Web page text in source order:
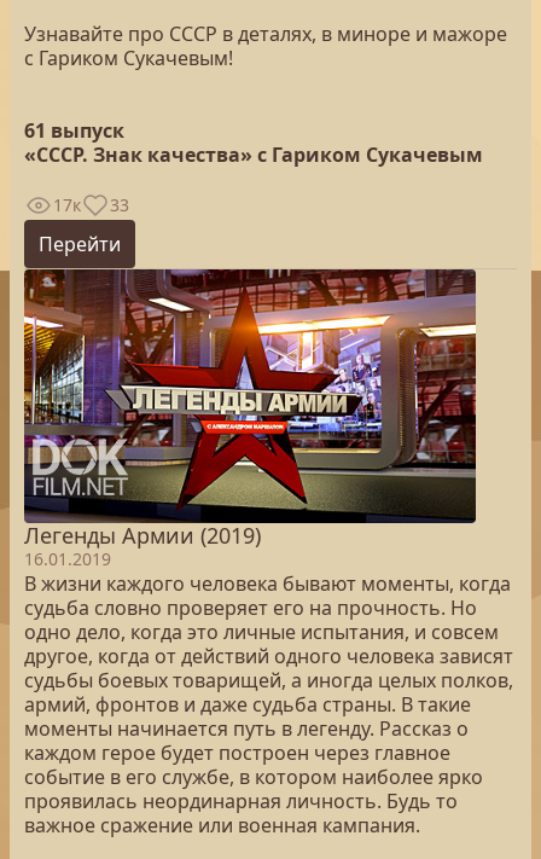
Узнавайте про СССР в деталях, в миноре и мажоре
с Гариком Сукачевым!
61 выпуск
«СССР. Знак качества» с Гариком Сукачевым
17к 33
Перейти
Легенды Армии (2019)
16.01.2019
В жизни каждого человека бывают моменты, когда
судьба словно проверяет его на прочность. Но
одно дело, когда это личные испытания, и совсем
другое, когда от действий одного человека зависят
судьбы боевых товарищей, а иногда целых полков,
армий, фронтов и даже судьба страны. В такие
моменты начинается путь в легенду. Рассказ о
каждом герое будет построен через главное
событие в его службе, в котором наиболее ярко
проявилась неординарная личность. Будь то
важное сражение или военная кампания.